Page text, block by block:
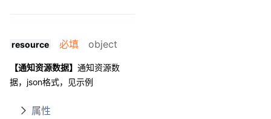
resource 必填 object
【通知资源数据】 通知资源数
据，json格式，见示例
属性